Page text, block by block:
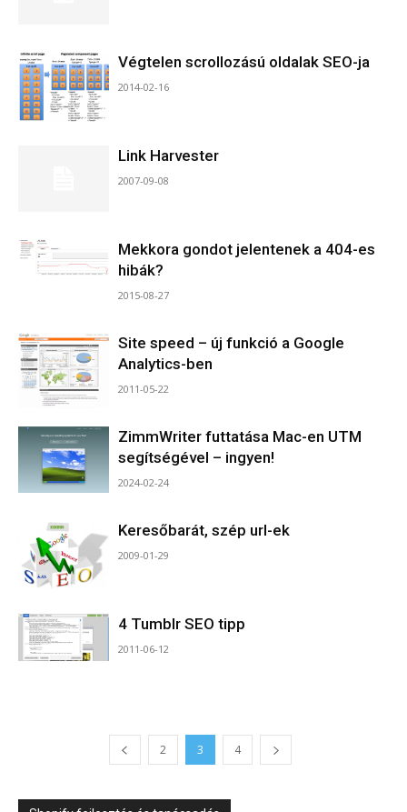
Végtelen scrollozású oldalak SEO-ja
2014-02-16
Link Harvester
2007-09-08
Mekkora gondot jelentenek a 404-es
hibák?
2015-08-27
Site speed – új funkció a Google
Analytics-ben
2011-05-22
ZimmWriter futtatása Mac-en UTM
segítségével – ingyen!
2024-02-24
Keresőbarát, szép url-ek
2009-01-29
4 Tumblr SEO tipp
2011-06-12
2 3 4